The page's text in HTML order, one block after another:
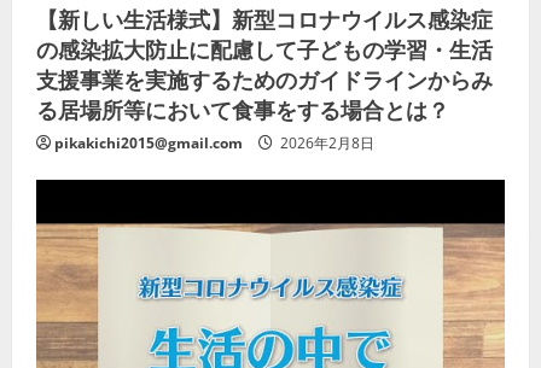
【新しい生活様式】新型コロナウイルス感染症
の感染拡大防止に配慮して子どもの学習・生活
支援事業を実施するためのガイドラインからみ
る居場所等において食事をする場合とは？
pikakichi2015@gmail.com 2026年2月8日